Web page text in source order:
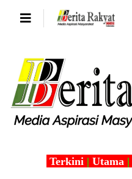
Terkini | Utama |